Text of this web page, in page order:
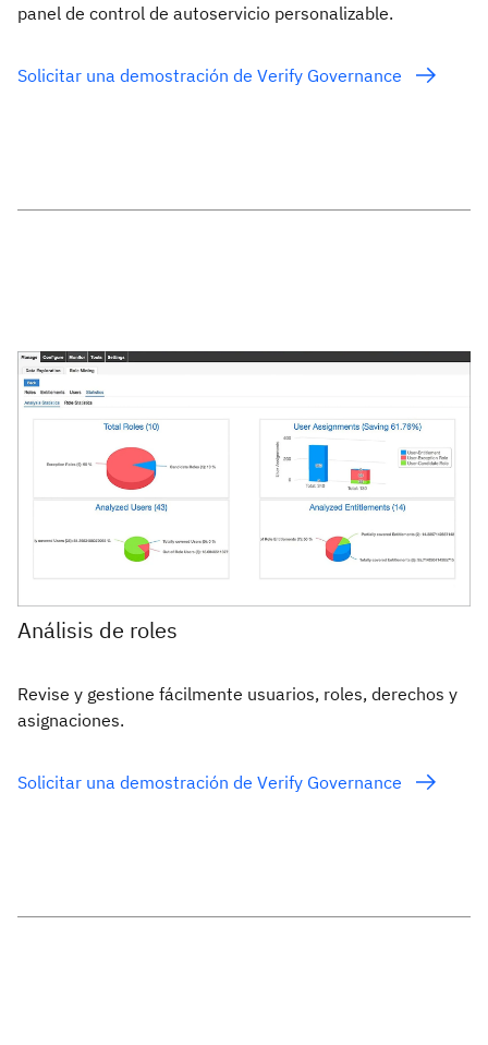
panel de control de autoservicio personalizable.
Solicitar una demostración de Verify Governance
Análisis de roles
Revise y gestione fácilmente usuarios, roles, derechos y
asignaciones.
Solicitar una demostración de Verify Governance